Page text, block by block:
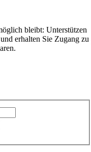
bleibt: Unterstützen
erhalten Sie Zugang zu